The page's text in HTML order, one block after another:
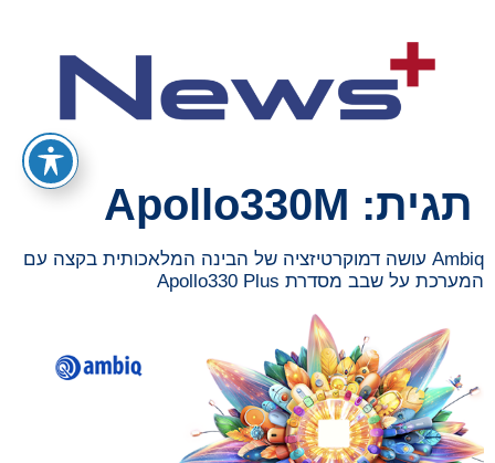
תגית: Apollo330M
Ambiq עושה דמוקרטיזציה של הבינה המלאכותית בקצה עם
המערכת על שבב מסדרת Apollo330 Plus